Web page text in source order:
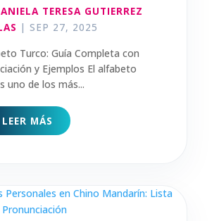
TERESA GUTIERREZ
| SEP 27, 2025
Turco: Guía Completa con
y Ejemplos El alfabeto
uno de los más...
LEER MÁS